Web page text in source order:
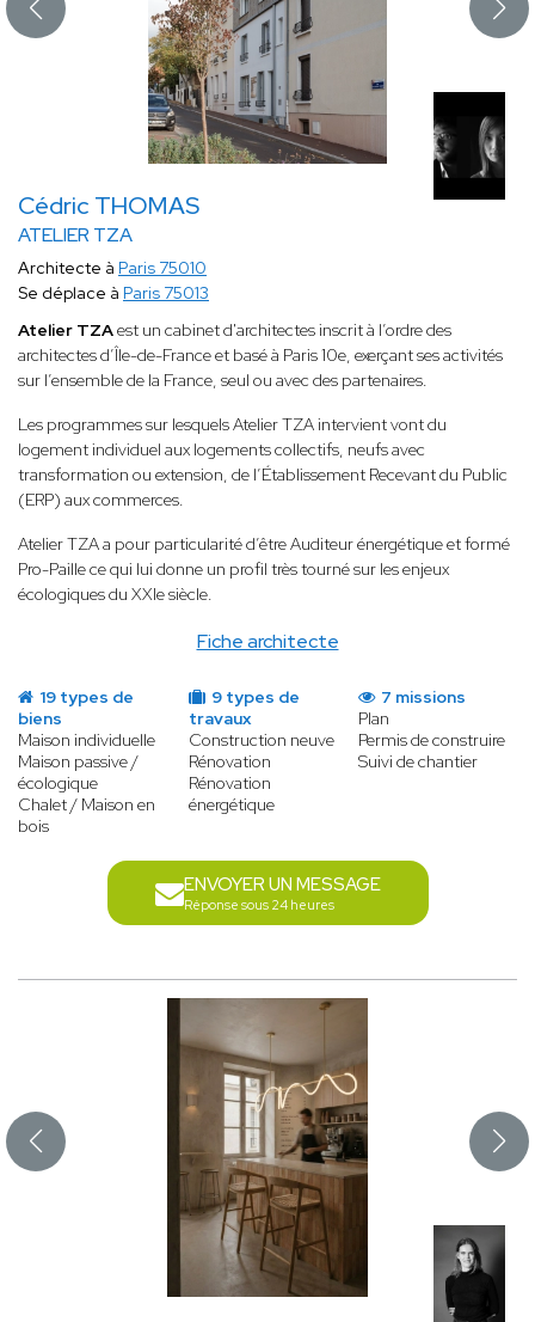
Cédric THOMAS
ATELIER TZA
Fiche architecte
Architecte à Paris 75010
Se déplace à Paris 75013
Atelier TZAest un cabinet d'architectes inscrit à l’ordre des
architectes d’Île-de-France et basé à Paris 10e, exerçant ses activités
sur l’ensemble de la France, seul ou avec des partenaires.
Les programmes sur lesquels Atelier TZA intervient vont du
logement individuel aux logements collectifs, neufs avec
transformation ou extension, de l’Établissement Recevant du Public
(ERP) aux commerces.
Atelier TZA a pour particularité d’être Auditeur énergétique et formé
Pro-Paille ce qui lui donne un profil très tourné sur les enjeux
écologiques du XXIe siècle.
19 types de
biens
Maison individuelle
Maison passive /
écologique
Chalet / Maison en
bois
9 types de
travaux
Construction neuve
Rénovation
Rénovation
énergétique
7 missions
Plan
Permis de construire
Suivi de chantier
ENVOYER UN MESSAGE
Réponse sous 24 heures